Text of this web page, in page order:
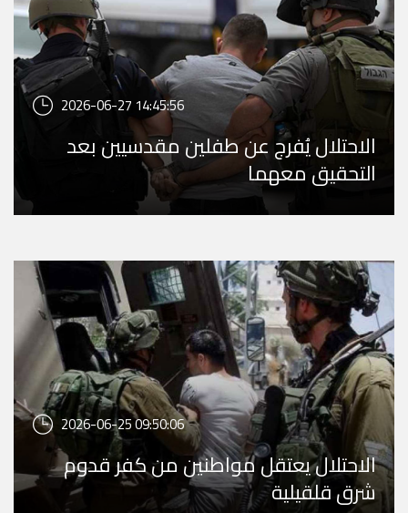
2026-06-27 14:45:56
الاحتلال يُفرج عن طفلين مقدسيين بعد
التحقيق معهما
2026-06-25 09:50:06
الاحتلال يعتقل مواطنين من كفر قدوم
شرق قلقيلية